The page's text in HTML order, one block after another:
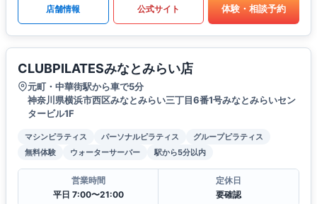
店舗情報 公式サイト 体験・相談予約
CLUBPILATESみなとみらい店
元町・中華街駅から車で5分
神奈川県横浜市西区みなとみらい三丁目6番1号みなとみらいセン
タービル1F
マシンピラティス パーソナルピラティス
グループピラティス
無料体験
ウォーターサーバー 駅から5分以内
営業時間
平日 7:00〜21:00
定休日
要確認